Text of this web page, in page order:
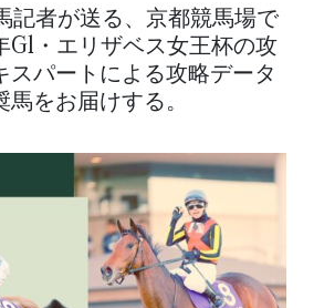
記者が送る、京都競馬場で
G1・エリザベス女王杯の攻
スパートによる攻略データ
馬をお届けする。